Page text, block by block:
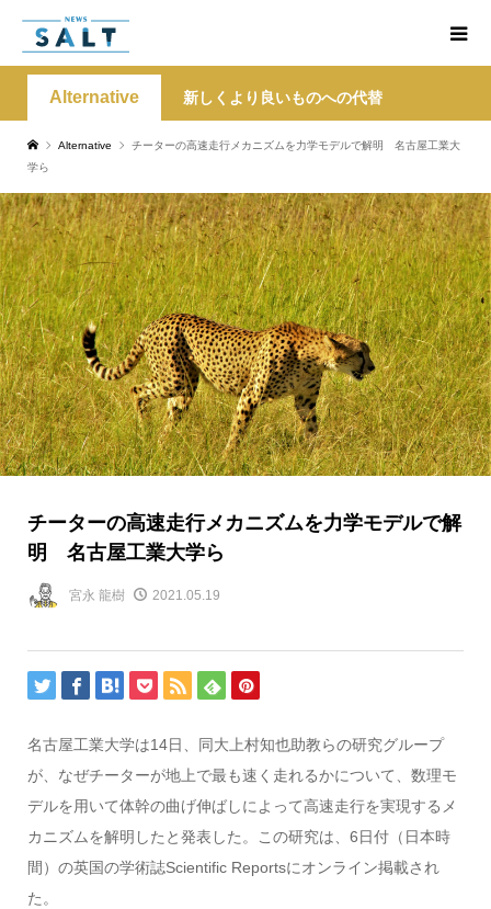
Alternative 新しくより良いものへの代替
Alternative
チーターの高速走行メカニズムを力学モデルで解明 名古屋工業大
学ら
チーターの高速走行メカニズムを力学モデルで解
明 名古屋工業大学ら
宮永 龍樹 2021.05.19
名古屋工業大学は14日、同大上村知也助教らの研究グループ
が、なぜチーターが地上で最も速く走れるかについて、数理モ
デルを用いて体幹の曲げ伸ばしによって高速走行を実現するメ
カニズムを解明したと発表した。この研究は、 6日付（日本時
間）の英国の学術誌Scientific Reportsにオンライン掲載され
た。